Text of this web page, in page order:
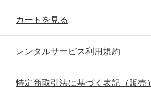
カートを見る
レンタルサービス利用規約
特定商取引法に基づく表記（販売）